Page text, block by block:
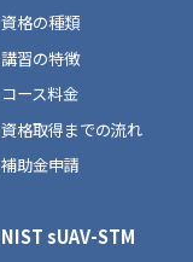
資格の種類
講習の特徴
コース料金
資格取得までの流れ
補助金申請
NIST sUAV-STM